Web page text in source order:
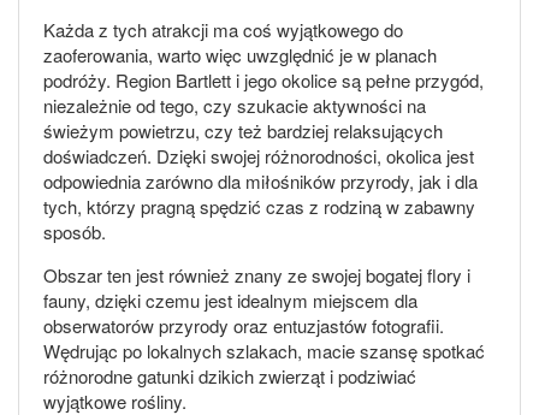
Każda z tych atrakcji ma coś wyjątkowego do
zaoferowania, warto więc uwzględnić je w planach
podróży. Region Bartlett i jego okolice są pełne przygód,
niezależnie od tego, czy szukacie aktywności na
świeżym powietrzu, czy też bardziej relaksujących
doświadczeń. Dzięki swojej różnorodności, okolica jest
odpowiednia zarówno dla miłośników przyrody, jak i dla
tych, którzy pragną spędzić czas z rodziną w zabawny
sposób.
Obszar ten jest również znany ze swojej bogatej flory i
fauny, dzięki czemu jest idealnym miejscem dla
obserwatorów przyrody oraz entuzjastów fotografii.
Wędrując po lokalnych szlakach, macie szansę spotkać
różnorodne gatunki dzikich zwierząt i podziwiać
wyjątkowe rośliny.